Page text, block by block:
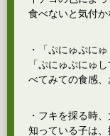
食べないと気付か
・「ぷにゅぷに
「ぷにゅぷにゅ
べてみての食感、
・フキを採る時
知っている子は